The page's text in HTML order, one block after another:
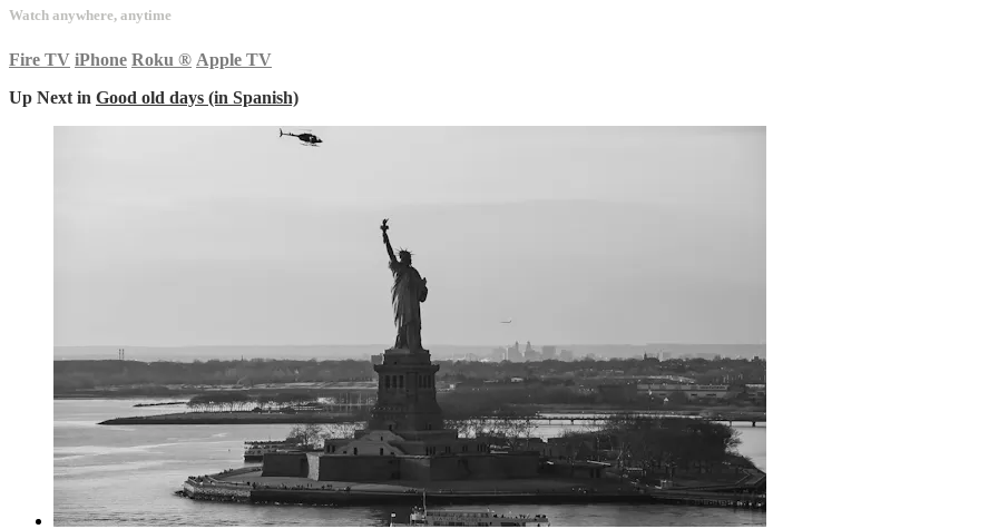
Watch anywhere, anytime
Fire TV iPhone Roku ® Apple TV
Up Next in Good old days (in Spanish)